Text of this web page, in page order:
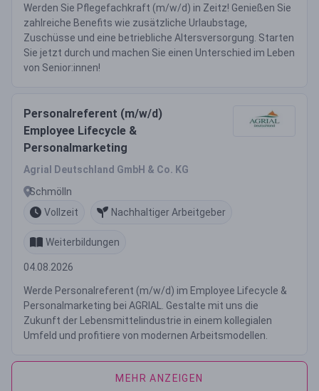
Werden Sie Pflegefachkraft (m/w/d) in Zeitz! Genießen Sie
zahlreiche Benefits wie zusätzliche Urlaubstage,
Zuschüsse und eine betriebliche Altersversorgung. Starten
Sie jetzt durch und machen Sie einen Unterschied im Leben
von Senior:innen!
Personalreferent (m/w/d)
Employee Lifecycle &
Personalmarketing
Agrial Deutschland GmbH & Co. KG
Schmölln
Vollzeit
Nachhaltiger Arbeitgeber
Weiterbildungen
04.08.2026
Werde Personalreferent (m/w/d) im Employee Lifecycle &
Personalmarketing bei AGRIAL. Gestalte mit uns die
Zukunft der Lebensmittelindustrie in einem kollegialen
Umfeld und profitiere von modernen Arbeitsmodellen.
MEHR ANZEIGEN